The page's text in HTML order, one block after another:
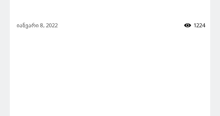
იანვარი 8, 2022 1224